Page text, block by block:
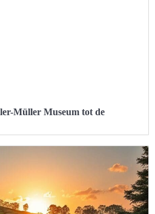
Müller Museum tot de